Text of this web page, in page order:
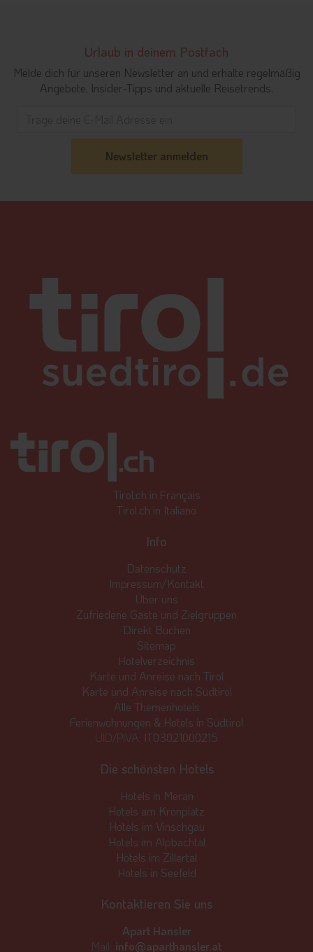
Urlaub in deinem Postfach
Melde dich für unseren Newsletter an und erhalte regelmäßig
Angebote, Insider-Tipps und aktuelle Reisetrends.
Tirol.ch in Français
Tirol.ch in Italiano
Info
Datenschutz
Impressum/Kontakt
Über uns
Zufriedene Gäste und Zielgruppen
Direkt Buchen
Sitemap
Hotelverzeichnis
Karte und Anreise nach Tirol
Karte und Anreise nach Südtirol
Alle Themenhotels
Ferienwohnungen & Hotels in Südtirol
UID/PIVA: IT03021000215
Die schönsten Hotels
Hotels in Meran
Hotels am Kronplatz
Hotels im Vinschgau
Hotels im Alpbachtal
Hotels im Zillertal
Hotels in Seefeld
Kontaktieren Sie uns
Apart Hansler
Mail: info@aparthansler.at